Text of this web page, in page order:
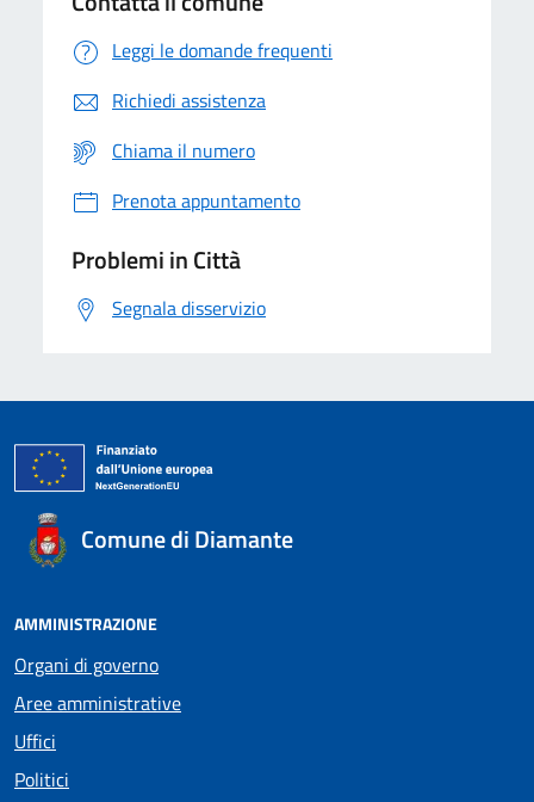
Leggi le domande frequenti
Richiedi assistenza
Chiama il numero
Prenota appuntamento
Problemi in Città
Segnala disservizio
Comune di Diamante
AMMINISTRAZIONE
Organi di governo
Aree amministrative
Uffici
Politici